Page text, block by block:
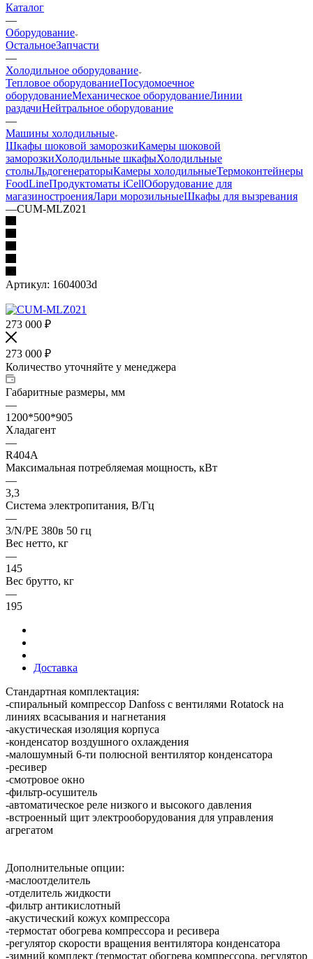
Каталог
—
Оборудование
ОстальноеЗапчасти
—
Холодильное оборудование
Тепловое оборудованиеПосудомоечное
оборудованиеМеханическое оборудованиеЛинии
раздачиНейтральное оборудование
—
Машины холодильные
Шкафы шоковой заморозкиКамеры шоковой
заморозкиХолодильные шкафыХолодильные
столыЛьдогенераторыКамеры холодильныеТермоконтейнеры
FoodLineПродуктоматы iCellОборудование для
магазиностроенияЛари морозильныеШкафы для вызревания
—CUM-MLZ021
Артикул: 1604003d
273 000 ₽
273 000 ₽
Количество уточняйте у менеджера
Габаритные размеры, мм
—
1200*500*905
Хладагент
—
R404A
Максимальная потребляемая мощность, кВт
—
3,3
Система электропитания, В/Гц
—
3/N/PE 380в 50 гц
Вес нетто, кг
—
145
Вес брутто, кг
—
195
Доставка
Стандартная комплектация:
-спиральный компрессор Danfoss с вентилями Rotatock на
линиях всасывания и нагнетания
-акустическая изоляция корпуса
-конденсатор воздушного охлаждения
-малошумный 6-ти полюсной вентилятор конденсатора
-ресивер
-смотровое окно
-фильтр-осушитель
-автоматическое реле низкого и высокого давления
-встроенный щит электрооборудования для управления
агрегатом
Дополнительные опции:
-маслоотделитель
-отделитель жидкости
-фильтр антикислотный
-акустический кожух компрессора
-термостат обогрева компрессора и ресивера
-регулятор скорости вращения вентилятора конденсатора
-зимний комплект (термостат обогрева компрессора, регулятор